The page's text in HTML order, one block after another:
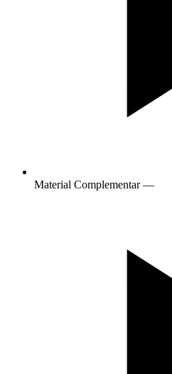
Material Complementar —